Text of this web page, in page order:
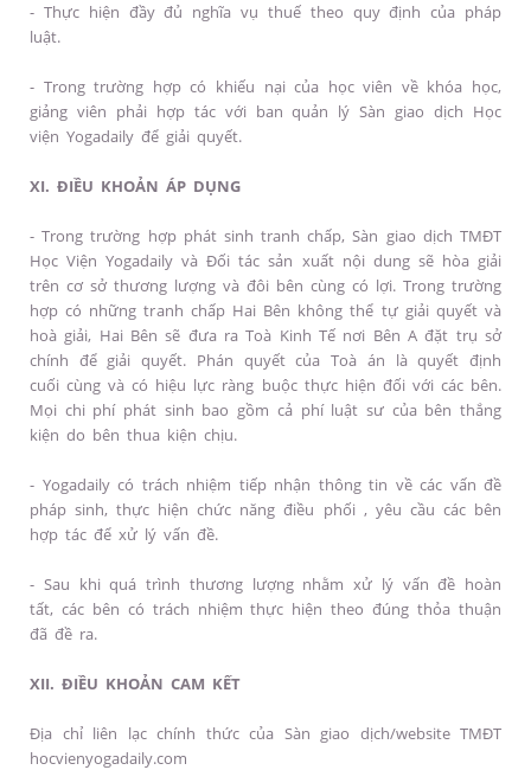
- Thực hiện đầy đủ nghĩa vụ thuế theo quy định của pháp
luật.
- Trong trường hợp có khiếu nại của học viên về khóa học,
giảng viên phải hợp tác với ban quản lý Sàn giao dịch Học
viện Yogadaily để giải quyết.
XI. ĐIỀU KHOẢN ÁP DỤNG
- Trong trường hợp phát sinh tranh chấp, Sàn giao dịch TMĐT
Học Viện Yogadaily và Đối tác sản xuất nội dung sẽ hòa giải
trên cơ sở thương lượng và đôi bên cùng có lợi. Trong trường
hợp có những tranh chấp Hai Bên không thể tự giải quyết và
hoà giải, Hai Bên sẽ đưa ra Toà Kinh Tế nơi Bên A đặt trụ sở
chính để giải quyết. Phán quyết của Toà án là quyết định
cuối cùng và có hiệu lực ràng buộc thực hiện đối với các bên.
Mọi chi phí phát sinh bao gồm cả phí luật sư của bên thắng
kiện do bên thua kiện chịu.
- Yogadaily có trách nhiệm tiếp nhận thông tin về các vấn đề
pháp sinh, thực hiện chức năng điều phối , yêu cầu các bên
hợp tác để xử lý vấn đề.
- Sau khi quá trình thương lượng nhằm xử lý vấn đề hoàn
tất, các bên có trách nhiệm thực hiện theo đúng thỏa thuận
đã đề ra.
XII. ĐIỀU KHOẢN CAM KẾT
Địa chỉ liên lạc chính thức của Sàn giao dịch/website TMĐT
hocvienyogadaily.com